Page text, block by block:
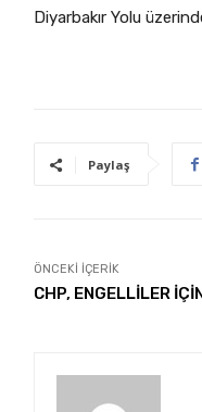
Diyarbakır Yolu
Paylaş
ÖNCEKI İÇERIK
CHP, ENGELLİLER